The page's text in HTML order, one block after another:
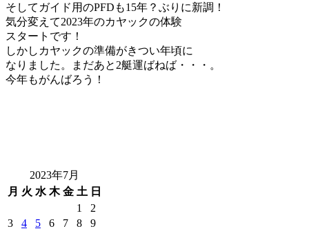
そしてガイド用のPFDも15年？ぶりに新調！
気分変えて2023年のカヤックの体験
スタートです！
しかしカヤックの準備がきつい年頃に
なりました。まだあと2艇運ばねば・・・。
今年もがんばろう！
2023年7月
月 火 水 木 金 土 日
1
2
3
4 5 6 7 8
9